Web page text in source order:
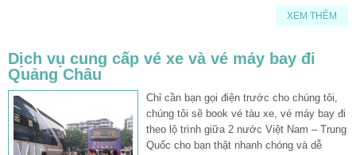
XEM THÊM
Dịch vụ cung cấp vé xe và vé máy bay đi
Quảng Châu
Chỉ cần bạn gọi điện trước cho chúng tôi,
chúng tôi sẽ book vé tàu xe, vé máy bay đi
theo lộ trình giữa 2 nước Việt Nam – Trung
Quốc cho bạn thật nhanh chóng và dễ